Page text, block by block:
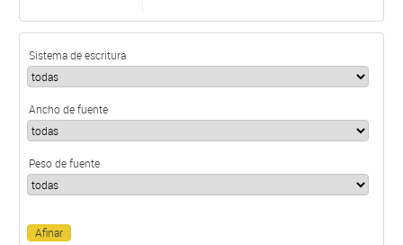
Sistema de escritura
Ancho de fuente
Peso de fuente